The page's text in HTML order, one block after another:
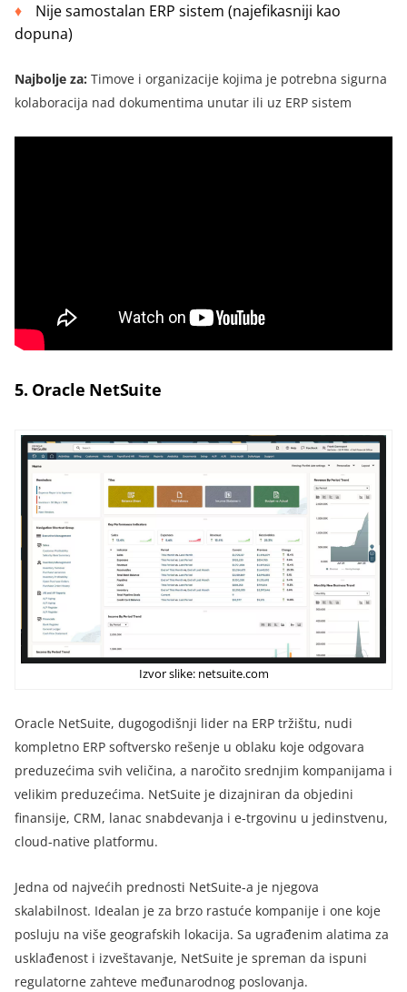
Nije samostalan ERP sistem (najefikasniji kao
dopuna)
Najbolje za: Timove i organizacije kojima je potrebna sigurna
kolaboracija nad dokumentima unutar ili uz ERP sistem
5. Oracle NetSuite
Izvor slike: netsuite.com
Oracle NetSuite, dugogodišnji lider na ERP tržištu, nudi
kompletno ERP softversko rešenje u oblaku koje odgovara
preduzećima svih veličina, a naročito srednjim kompanijama i
velikim preduzećima. NetSuite je dizajniran da objedini
finansije, CRM, lanac snabdevanja i e-trgovinu u jedinstvenu,
cloud-native platformu.
Jedna od najvećih prednosti NetSuite-a je njegova
skalabilnost. Idealan je za brzo rastuće kompanije i one koje
posluju na više geografskih lokacija. Sa ugrađenim alatima za
usklađenost i izveštavanje, NetSuite je spreman da ispuni
regulatorne zahteve međunarodnog poslovanja.